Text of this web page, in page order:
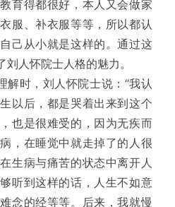
育得都很好，本人又会做家
服、补衣服等等，所以都认
己从小就是这样的。通过这
人怀院士人格的魅力。
，刘人怀院士说：“我认
以后，都是哭着出来到这个
也是很难受的，因为无疾而
，在睡觉中就走掉了的人很
生病与痛苦的状态中离开人
听到这样的话，人生不如意
念的经等等。后来，我就慢